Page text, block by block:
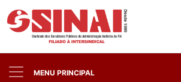
MENU PRINCIPAL